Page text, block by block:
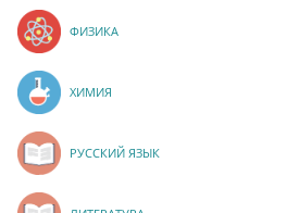
ФИЗИКА
ХИМИЯ
РУССКИЙ ЯЗЫК